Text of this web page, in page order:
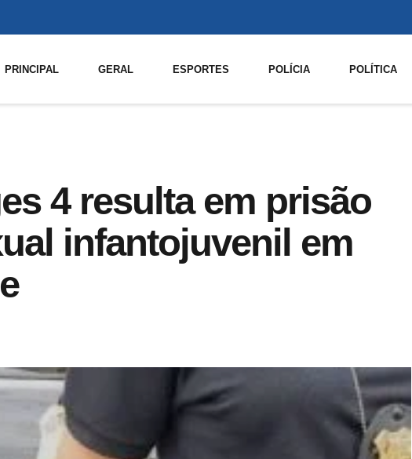
PRINCIPAL GERAL ESPORTES POLÍCIA POLÍTICA
4 resulta em prisão
infantojuvenil em